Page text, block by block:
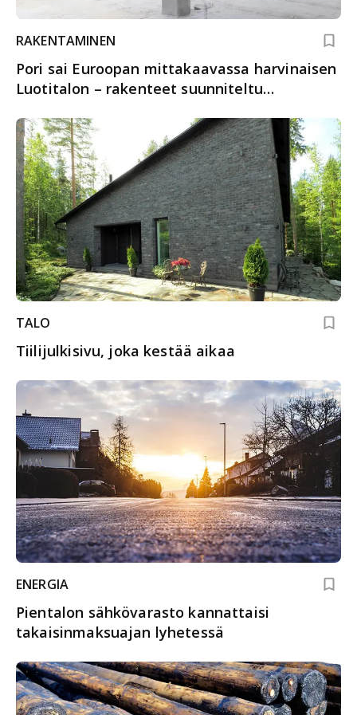
RAKENTAMINEN
Pori sai Euroopan mittakaavassa harvinaisen
Luotitalon – rakenteet suunniteltu
TALO
Tiilijulkisivu, joka kestää aikaa
ENERGIA
Pientalon sähkövarasto kannattaisi
takaisinmaksuajan lyhetessä